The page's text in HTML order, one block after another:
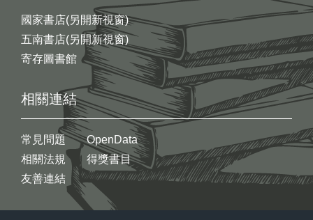
國家書店(另開新視窗)
五南書店(另開新視窗)
寄存圖書館
相關連結
常見問題
相關法規
友善連結
OpenData
得獎書目